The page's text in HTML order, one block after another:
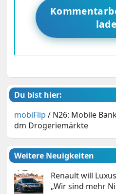
Du bist hier:
mobiFlip / N26: Mobile
dm Drogeriemärkte
Weitere Neuigkeiten
Renault will
„Wir sind mehr